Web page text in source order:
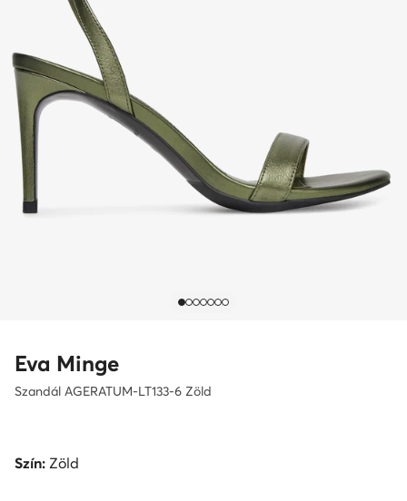
Eva Minge
Szandál AGERATUM-LT133-6 Zöld
Szín: Zöld